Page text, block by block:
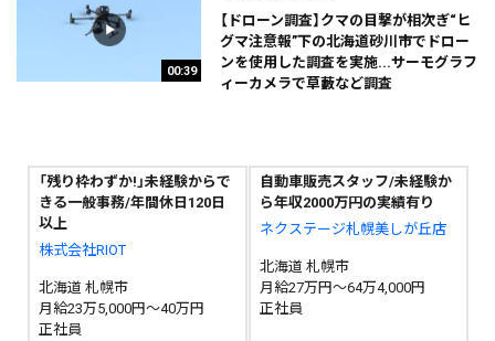
00:39
【ドローン調査】クマの目撃が相次ぎ“ヒ
グマ注意報”下の北海道砂川市でドロー
ンを使用した調査を実施...サーモグラフ
ィーカメラで草藪など調査
「残り枠わずか!」未経験からで
きる一般事務/年間休日120日
以上
株式会社RIOT
北海道 札幌市
月給23万5,000円～40万円
正社員
自動車販売スタッフ/未経験か
ら年収2000万円の実績有り
ネクステージ札幌美しが丘店
北海道 札幌市
月給27万円～64万4,000円
正社員